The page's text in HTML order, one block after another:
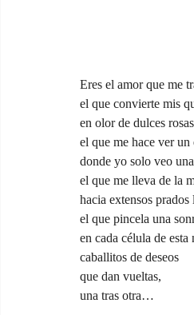
Eres el amor que me
el que convierte mis
en olor de dulces
el que me hace ver un
donde yo solo veo
el que me lleva de la
hacia extensos
el que pincela una
en cada célula de esta
caballitos de deseos
que dan vueltas,
una tras otra…